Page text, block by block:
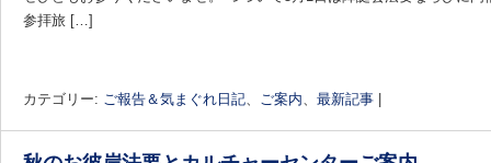
参拝旅 […]
カテゴリー: ご報告＆気まぐれ日記、 ご案内、 最新記事